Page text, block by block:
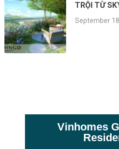
TRỘI TỪ
September
Vinhomes